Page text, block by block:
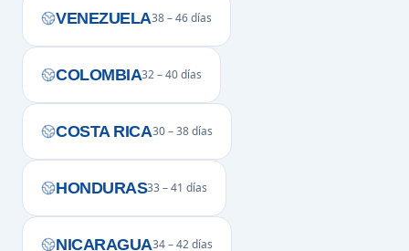
VENEZUELA38 – 46 días
COLOMBIA32 – 40 días
COSTA RICA30 – 38 días
HONDURAS33 – 41 días
NICARAGUA34 – 42 días